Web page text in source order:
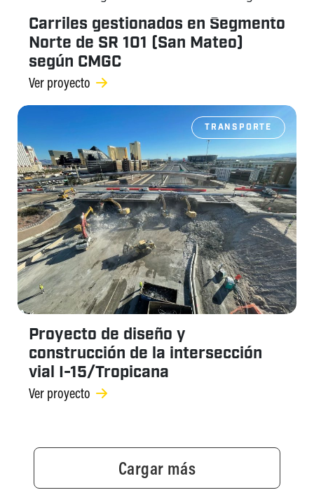
Carriles gestionados en Segmento
Norte de SR 101 (San Mateo)
según CMGC
Ver proyecto
TRANSPORTE
Proyecto de diseño y
construcción de la intersección
vial I-15/Tropicana
Ver proyecto
Cargar más